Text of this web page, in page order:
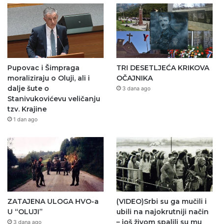
Pupovac i Šimpraga
moraliziraju o Oluji, ali i
dalje šute o
Stanivukovićevu veličanju
tzv. Krajine
1 dan ago
TRI DESETLJEĆA KRIKOVA
OČAJNIKA
3 dana ago
ZATAJENA ULOGA HVO-a
U “OLUJI”
3 dana ago
(VIDEO)Srbi su ga mučili i
ubili na najokrutniji način
– još živom spalili su mu